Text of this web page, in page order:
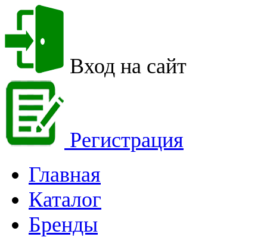
Вход на сайт
Регистрация
Главная
Каталог
Бренды